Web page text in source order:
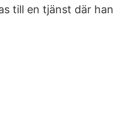
till en tjänst där han